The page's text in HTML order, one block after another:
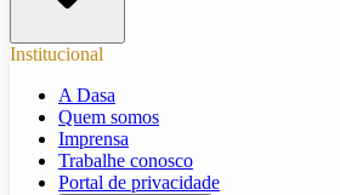
Institucional
A Dasa
Quem somos
Imprensa
Trabalhe conosco
Portal de privacidade